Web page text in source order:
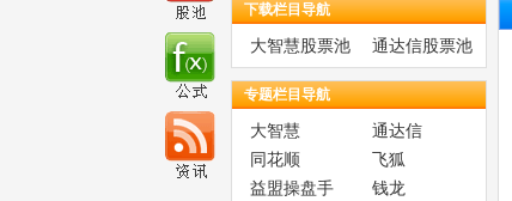
下载栏目导航
大智慧股票池 通达信股票池
专题栏目导航
大智慧
通达信
同花顺
飞狐
益盟操盘手
钱龙